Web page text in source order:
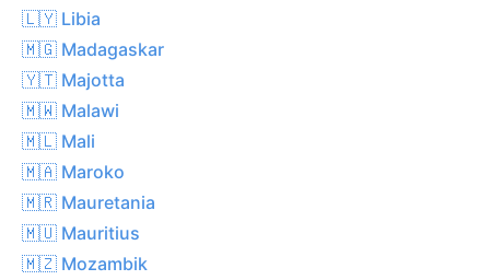
🇱🇾 Libia
🇲🇬 Madagaskar
🇾🇹 Majotta
🇲🇼 Malawi
🇲🇱 Mali
🇲🇦 Maroko
🇲🇷 Mauretania
🇲🇺 Mauritius
🇲🇿 Mozambik